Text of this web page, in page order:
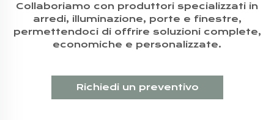
Collaboriamo con produttori specializzati in
arredi, illuminazione, porte e finestre,
permettendoci di offrire soluzioni complete,
economiche e personalizzate.
Richiedi un preventivo